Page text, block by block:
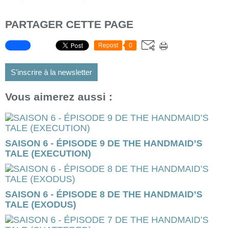
PARTAGER CETTE PAGE
Repost 0
S'inscrire à la newsletter
Vous aimerez aussi :
SAISON 6 - ÉPISODE 9 DE THE HANDMAID’S
TALE (EXECUTION)
SAISON 6 - ÉPISODE 8 DE THE HANDMAID’S
TALE (EXODUS)